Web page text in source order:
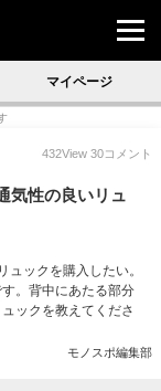
マイページ
432View 30コメント
気性の良いリュ
ックを購入したい。
。背中にあたる部分
ックを教えてくださ
モノスポ編集部